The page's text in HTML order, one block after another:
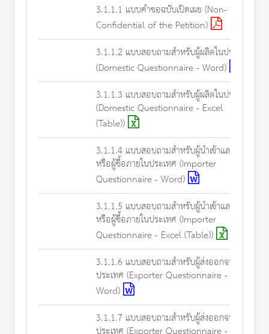
3.1.1.1 แบบคำขอฉบับเปิดเผย (Non-
Confidential of the Petition)
3.1.1.2 แบบสอบถามสำหรับผู้ผลิตในประเทศ
(Domestic Questionnaire - Word)
3.1.1.3 แบบสอบถามสำหรับผู้ผลิตในประเทศ
(Domestic Questionnaire - Excel
(Table))
3.1.1.4 แบบสอบถามสำหรับผู้นำเข้าและ/
หรือผู้ซื้อภายในประเทศ (Importer
Questionnaire - Word)
3.1.1.5 แบบสอบถามสำหรับผู้นำเข้าและ/
หรือผู้ซื้อภายในประเทศ (Importer
Questionnaire - Excel (Table))
3.1.1.6 แบบสอบถามสำหรับผู้ส่งออกจากต่าง
ประเทศ (Exporter Questionnaire -
Word)
3.1.1.7 แบบสอบถามสำหรับผู้ส่งออกจากต่าง